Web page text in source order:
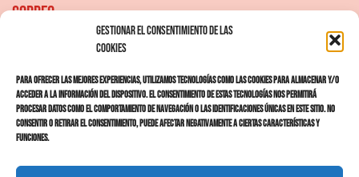
Gestionar el Consentimiento de las
Cookies
Para ofrecer las mejores experiencias, utilizamos tecnologías como las cookies para almacenar y/o
acceder a la información del dispositivo. El consentimiento de estas tecnologías nos permitirá
procesar datos como el comportamiento de navegación o las identificaciones únicas en este sitio. No
consentir o retirar el consentimiento, puede afectar negativamente a ciertas características y
funciones.
Correo
dimor@dimorguadalhorce.es
Localización
CTRA. EL CHORRO KM 2 ÁLORA, MALAGA 29500